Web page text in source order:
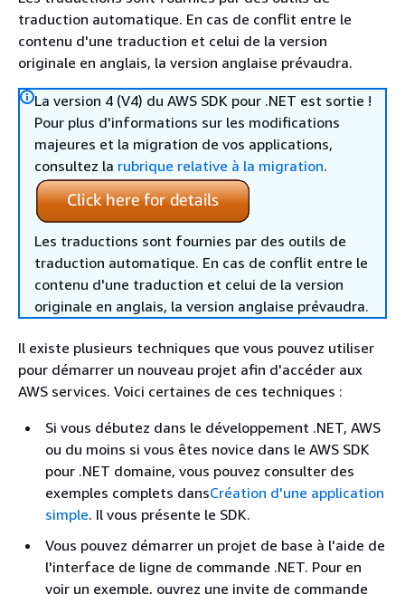
traduction automatique. En cas de conflit entre le
contenu d'une traduction et celui de la version
originale en anglais, la version anglaise prévaudra.
La version 4 (V4) du AWS SDK pour .NET est sortie !
Pour plus d'informations sur les modifications
majeures et la migration de vos applications,
consultez la rubrique relative à la migration.
Les traductions sont fournies par des outils de
traduction automatique. En cas de conflit entre le
contenu d'une traduction et celui de la version
originale en anglais, la version anglaise prévaudra.
Il existe plusieurs techniques que vous pouvez utiliser
pour démarrer un nouveau projet afin d'accéder aux
AWS services. Voici certaines de ces techniques :
Si vous débutez dans le développement .NET, AWS
ou du moins si vous êtes novice dans le AWS SDK
pour .NET domaine, vous pouvez consulter des
exemples complets dansCréation d'une application
simple. Il vous présente le SDK.
Vous pouvez démarrer un projet de base à l'aide de
l'interface de ligne de commande .NET. Pour en
voir un exemple, ouvrez une invite de commande